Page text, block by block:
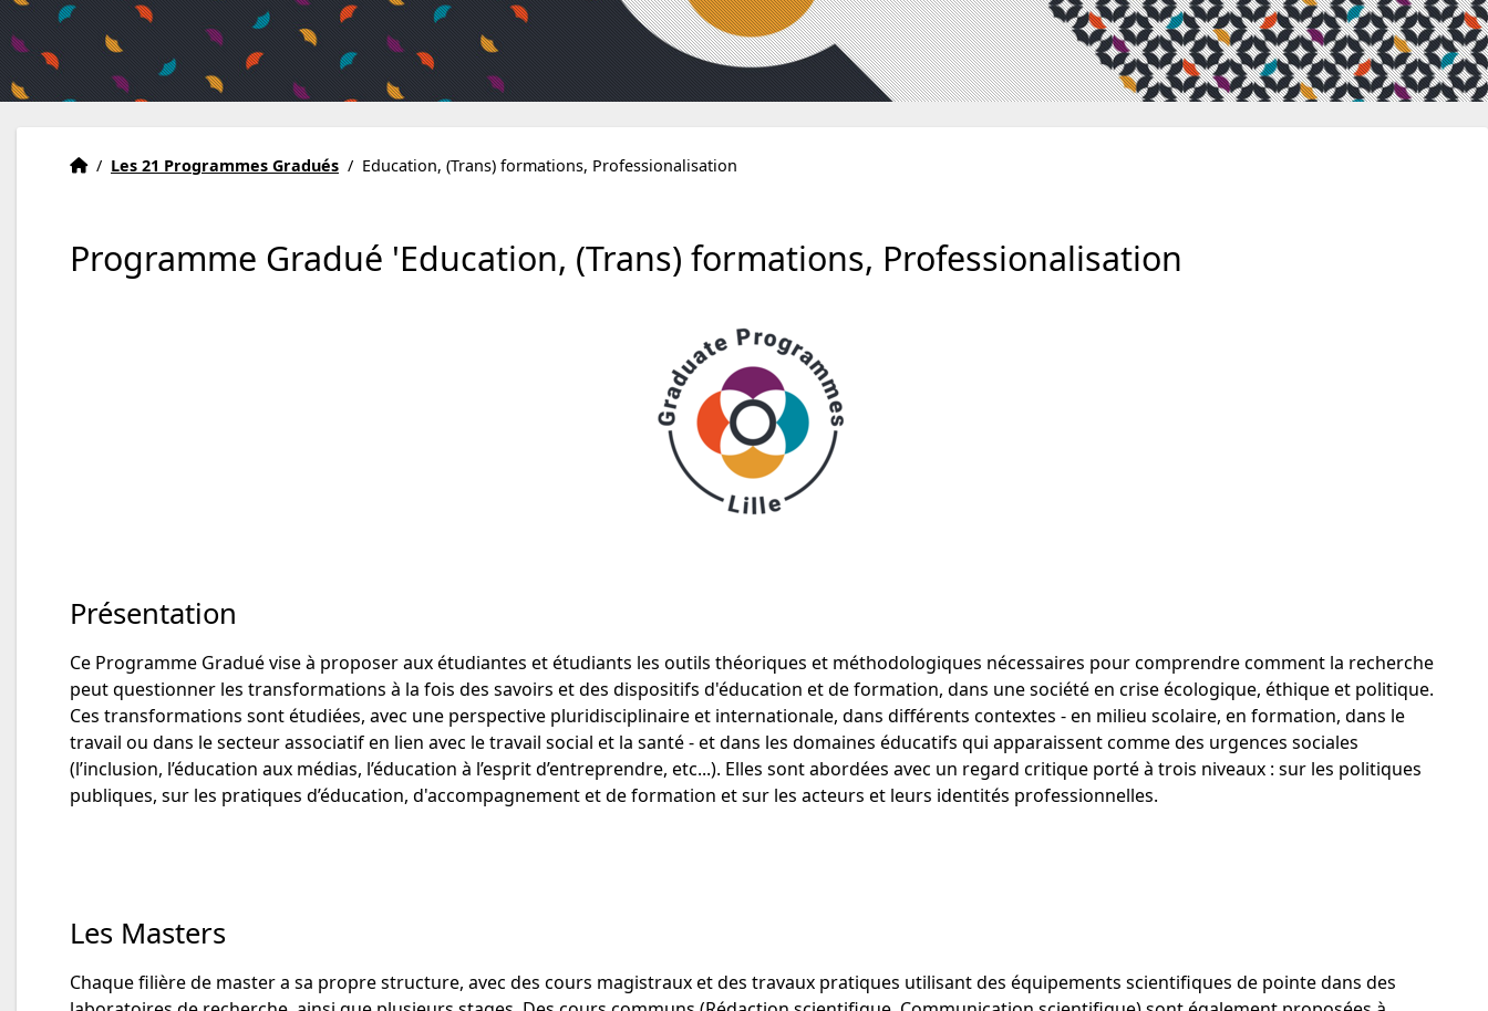
Accueil
Accueil
/ Les 21 Programmes Gradués / Education, (Trans) formations, Professionalisation
Programme Gradué 'Education, (Trans) formations, Professionalisation
Présentation
Ce Programme Gradué vise à proposer aux étudiantes et étudiants les outils théoriques et méthodologiques nécessaires pour comprendre comment la recherche
peut questionner les transformations à la fois des savoirs et des dispositifs d'éducation et de formation, dans une société en crise écologique, éthique et politique.
Ces transformations sont étudiées, avec une perspective pluridisciplinaire et internationale, dans différents contextes - en milieu scolaire, en formation, dans le
travail ou dans le secteur associatif en lien avec le travail social et la santé - et dans les domaines éducatifs qui apparaissent comme des urgences sociales
(l’inclusion, l’éducation aux médias, l’éducation à l’esprit d’entreprendre, etc...). Elles sont abordées avec un regard critique porté à trois niveaux : sur les politiques
publiques, sur les pratiques d’éducation, d'accompagnement et de formation et sur les acteurs et leurs identités professionnelles.
Les Masters
Chaque filière de master a sa propre structure, avec des cours magistraux et des travaux pratiques utilisant des équipements scientifiques de pointe dans des